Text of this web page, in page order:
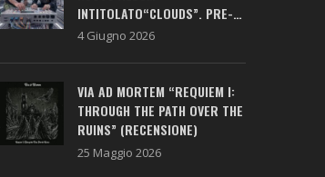
INTITOLATO“CLOUDS”. PRE-
SAVE ATTIVO!
4 Giugno 2026
VIA AD MORTEM “REQUIEM I:
THROUGH THE PATH OVER THE
RUINS” (RECENSIONE)
25 Maggio 2026